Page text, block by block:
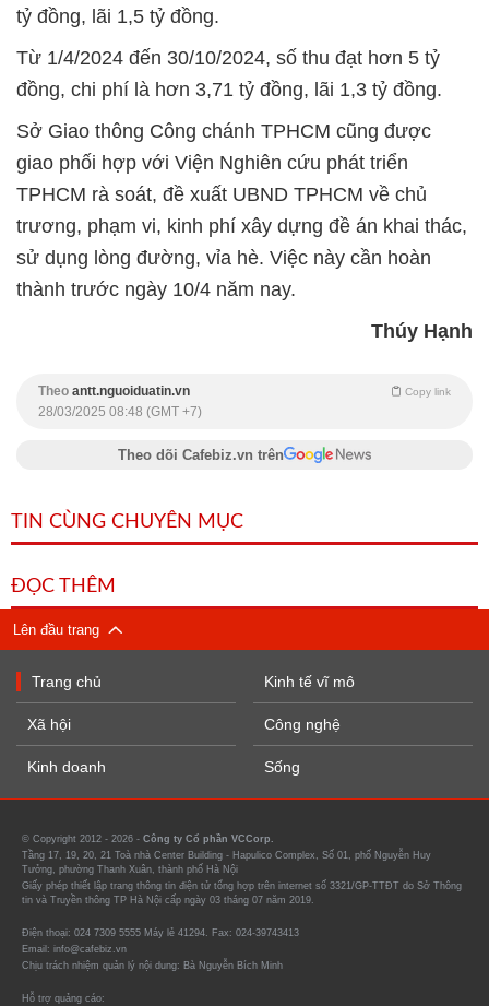
tỷ đồng, lãi 1,5 tỷ đồng.
Từ 1/4/2024 đến 30/10/2024, số thu đạt hơn 5 tỷ
đồng, chi phí là hơn 3,71 tỷ đồng, lãi 1,3 tỷ đồng.
Sở Giao thông Công chánh TPHCM cũng được
giao phối hợp với Viện Nghiên cứu phát triển
TPHCM rà soát, đề xuất UBND TPHCM về chủ
trương, phạm vi, kinh phí xây dựng đề án khai thác,
sử dụng lòng đường, vỉa hè. Việc này cần hoàn
thành trước ngày 10/4 năm nay.
Thúy Hạnh
Theo antt.nguoiduatin.vn Copy link
28/03/2025 08:48 (GMT +7)
Theo dõi Cafebiz.vn trên
TIN CÙNG CHUYÊN MỤC
ĐỌC THÊM
Lên đầu trang
Trang chủ
Xã hội
Kinh doanh
Kinh tế vĩ mô
Công nghệ
Sống
© Copyright 2012 - 2026 - Công ty Cổ phần VCCorp.
Tầng 17, 19, 20, 21 Toà nhà Center Building - Hapulico Complex, Số 01, phố Nguyễn Huy
Tưởng, phường Thanh Xuân, thành phố Hà Nội
Giấy phép thiết lập trang thông tin điện tử tổng hợp trên internet số 3321/GP-TTĐT do Sở Thông
tin và Truyền thông TP Hà Nội cấp ngày 03 tháng 07 năm 2019.
Điện thoại: 024 7309 5555 Máy lẻ 41294. Fax: 024-39743413
Email: info@cafebiz.vn
Chịu trách nhiệm quản lý nội dung: Bà Nguyễn Bích Minh
Hỗ trợ quảng cáo: